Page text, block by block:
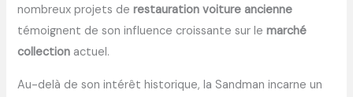
nombreux projets derestauration voiture ancienne
témoignent de son influence croissante sur lemarché
collection actuel.
Au-delà de son intérêt historique, la Sandman incarne un